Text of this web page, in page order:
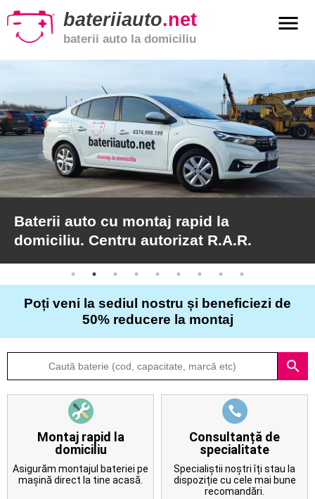
bateriiauto.net
baterii auto la domiciliu
menu
Baterii
moto
Baterii
de
camion
Articole
Despre
Contact
Baterii auto cu montaj rapid la
domiciliu. Centru autorizat R.A.R.
Poți veni la sediul nostru și beneficiezi de
50% reducere la montaj
search
Montaj rapid la
domiciliu
Asigurăm montajul bateriei pe
mașină direct la tine acasă.
Consultanță de
specialitate
Specialiștii noștri îți stau la
dispoziție cu cele mai bune
recomandări.